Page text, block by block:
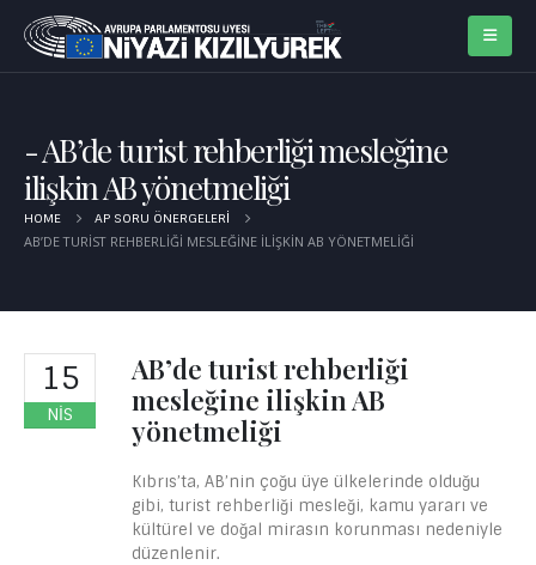
AB’de turist rehberliği mesleğine
ilişkin AB yönetmeliği
HOME AP SORU ÖNERGELERI
AB’DE TURIST REHBERLIĞI MESLEĞINE ILIŞKIN AB YÖNETMELIĞI
15
NIS
AB’de turist rehberliği
mesleğine ilişkin AB
yönetmeliği
Kıbrıs’ta, AB’nin çoğu üye ülkelerinde olduğu
gibi, turist rehberliği mesleği, kamu yararı ve
kültürel ve doğal mirasın korunması nedeniyle
düzenlenir.